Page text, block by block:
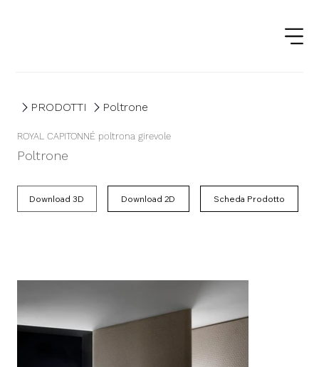
PRODOTTI Poltrone
ROYAL CAPITONNÉ poltrona girevole
Poltrone
Scheda Prodotto